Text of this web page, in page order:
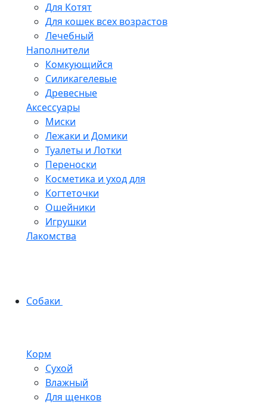
Для Котят
Для кошек всех возрастов
Лечебный
Наполнители
Комкующийся
Силикагелевые
Древесные
Аксессуары
Миски
Лежаки и Домики
Туалеты и Лотки
Переноски
Косметика и уход для
Когтеточки
Ошейники
Игрушки
Лакомства
Собаки
Корм
Сухой
Влажный
Для щенков